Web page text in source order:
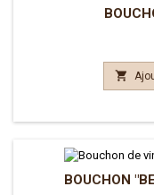

BOUCHON